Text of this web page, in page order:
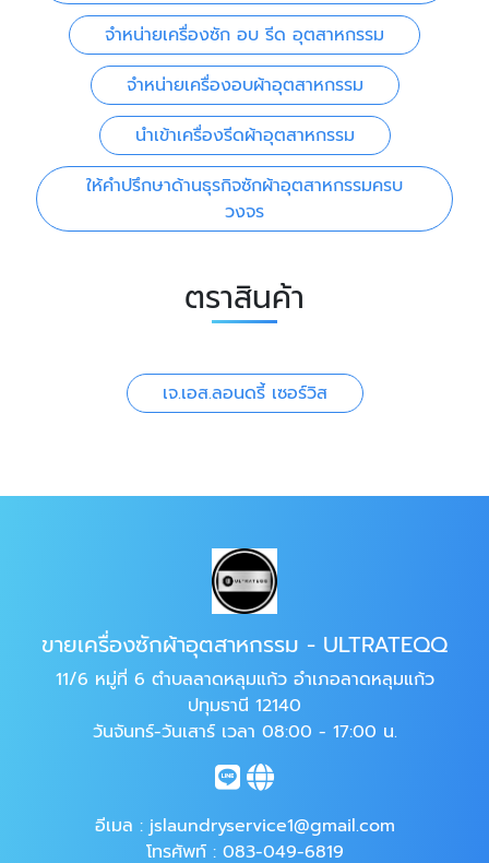
จำหน่ายเครื่องซัก อบ รีด อุตสาหกรรม
จำหน่ายเครื่องอบผ้าอุตสาหกรรม
นำเข้าเครื่องรีดผ้าอุตสาหกรรม
ให้คำปรึกษาด้านธุรกิจซักผ้าอุตสาหกรรมครบ
วงจร
ตราสินค้า
เจ.เอส.ลอนดรี้ เซอร์วิส
ขายเครื่องซักผ้าอุตสาหกรรม - ULTRATEQQ
11/6 หมู่ที่ 6 ตำบลลาดหลุมแก้ว อำเภอลาดหลุมแก้ว
ปทุมธานี 12140
วันจันทร์-วันเสาร์ เวลา 08:00 - 17:00 น.
อีเมล : jslaundryservice1@gmail.com
โทรศัพท์ : 083-049-6819